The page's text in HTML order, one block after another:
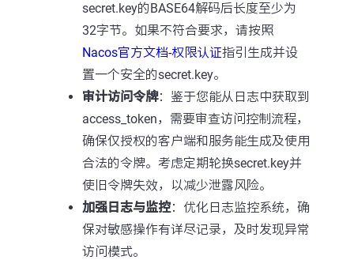
secret.key的BASE64解码后长度至少为
32字节。如果不符合要求，请按照
Nacos官方文档-权限认证指引生成并设
置一个安全的secret.key。
审计访问令牌：鉴于您能从日志中获取到
access_token，需要审查访问控制流程，
确保仅授权的客户端和服务能生成及使用
合法的令牌。考虑定期轮换secret.key并
使旧令牌失效，以减少泄露风险。
加强日志与监控：优化日志监控系统，确
保对敏感操作有详尽记录，及时发现异常
访问模式。